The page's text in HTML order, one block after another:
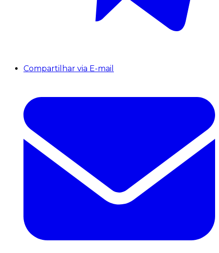
Compartilhar via E-mail